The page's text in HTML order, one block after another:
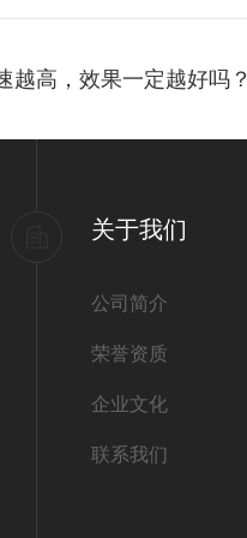
越高，效果一定越好吗？
关于我们
公司简介
荣誉资质
企业文化
联系我们